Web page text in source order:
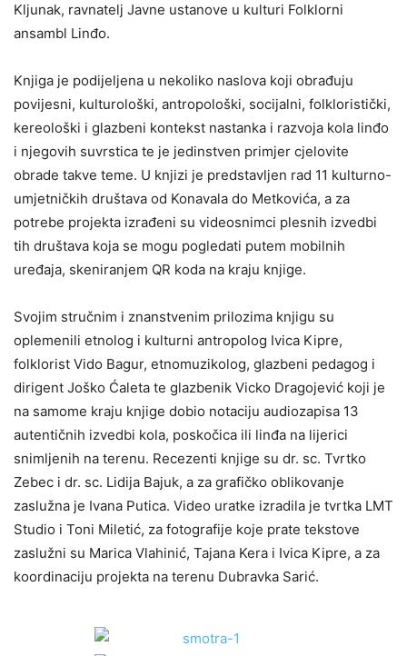
Kljunak, ravnatelj Javne ustanove u kulturi Folklorni
ansambl Linđo.
Knjiga je podijeljena u nekoliko naslova koji obrađuju
povijesni, kulturološki, antropološki, socijalni, folkloristički,
kereološki i glazbeni kontekst nastanka i razvoja kola linđo
i njegovih suvrstica te je jedinstven primjer cjelovite
obrade takve teme. U knjizi je predstavljen rad 11 kulturno-
umjetničkih društava od Konavala do Metkovića, a za
potrebe projekta izrađeni su videosnimci plesnih izvedbi
tih društava koja se mogu pogledati putem mobilnih
uređaja, skeniranjem QR koda na kraju knjige.
Svojim stručnim i znanstvenim prilozima knjigu su
oplemenili etnolog i kulturni antropolog Ivica Kipre,
folklorist Vido Bagur, etnomuzikolog, glazbeni pedagog i
dirigent Joško Ćaleta te glazbenik Vicko Dragojević koji je
na samome kraju knjige dobio notaciju audiozapisa 13
autentičnih izvedbi kola, poskočica ili linđa na lijerici
snimljenih na terenu. Recezenti knjige su dr. sc. Tvrtko
Zebec i dr. sc. Lidija Bajuk, a za grafičko oblikovanje
zaslužna je Ivana Putica. Video uratke izradila je tvrtka LMT
Studio i Toni Miletić, za fotografije koje prate tekstove
zaslužni su Marica Vlahinić, Tajana Kera i Ivica Kipre, a za
koordinaciju projekta na terenu Dubravka Sarić.